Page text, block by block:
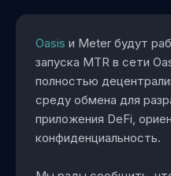
Oasis и Meter будут
запуска MTR в сети
полностью
среду обмена для
приложения DeFi,
конфиденциальность.